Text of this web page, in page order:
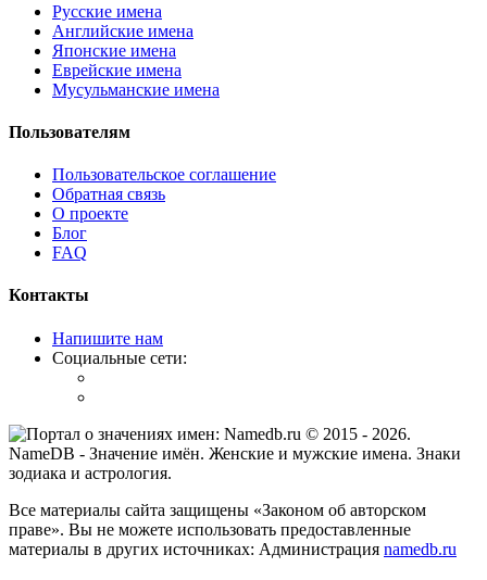
Русские имена
Английские имена
Японские имена
Еврейские имена
Мусульманские имена
Пользователям
Пользовательское соглашение
Обратная связь
О проекте
Блог
FAQ
Контакты
Напишите нам
Социальные сети:
© 2015 - 2026.
NameDB - Значение имён. Женские и мужские имена. Знаки
зодиака и астрология.
Все материалы сайта защищены «Законом об авторском
праве». Вы не можете использовать предоставленные
материалы в других источниках: Администрация namedb.ru